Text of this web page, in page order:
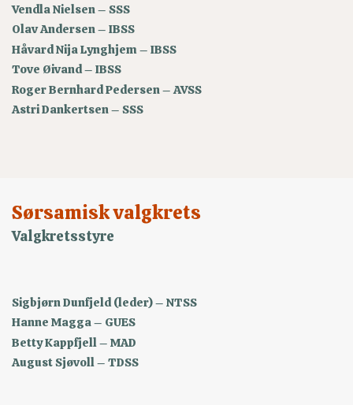
Vendla Nielsen – SSS
Olav Andersen – IBSS
Håvard Nija Lynghjem – IBSS
Tove Øivand – IBSS
Roger Bernhard Pedersen – AVSS
Astri Dankertsen – SSS
Sørsamisk valgkrets
Valgkretsstyre
Sigbjørn Dunfjeld (leder) – NTSS
Hanne Magga – GUES
Betty Kappfjell – MAD
August Sjøvoll – TDSS